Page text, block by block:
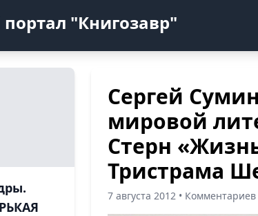
"Книгозавр"
Сергей
мировой
Стерн
Тристрама
7 августа 2012 •